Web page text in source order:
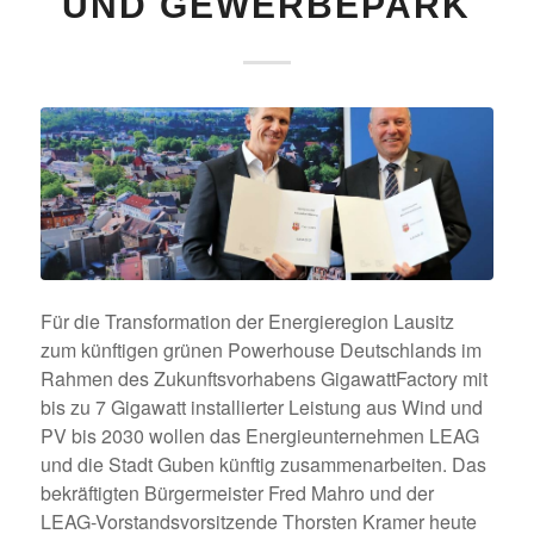
Für die Transformation der Energieregion Lausitz
zum künftigen grünen Powerhouse Deutschlands im
Rahmen des Zukunftsvorhabens GigawattFactory mit
bis zu 7 Gigawatt installierter Leistung aus Wind und
PV bis 2030 wollen das Energieunternehmen LEAG
und die Stadt Guben künftig zusammenarbeiten. Das
bekräftigten Bürgermeister Fred Mahro und der
LEAG-Vorstandsvorsitzende Thorsten Kramer heute